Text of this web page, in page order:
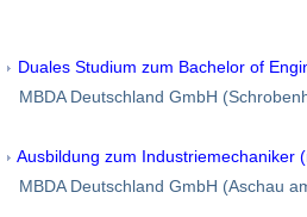
Duales Studium zum Bachelor of
MBDA Deutschland GmbH
Ausbildung zum Industriemechaniker
MBDA Deutschland GmbH (Aschau